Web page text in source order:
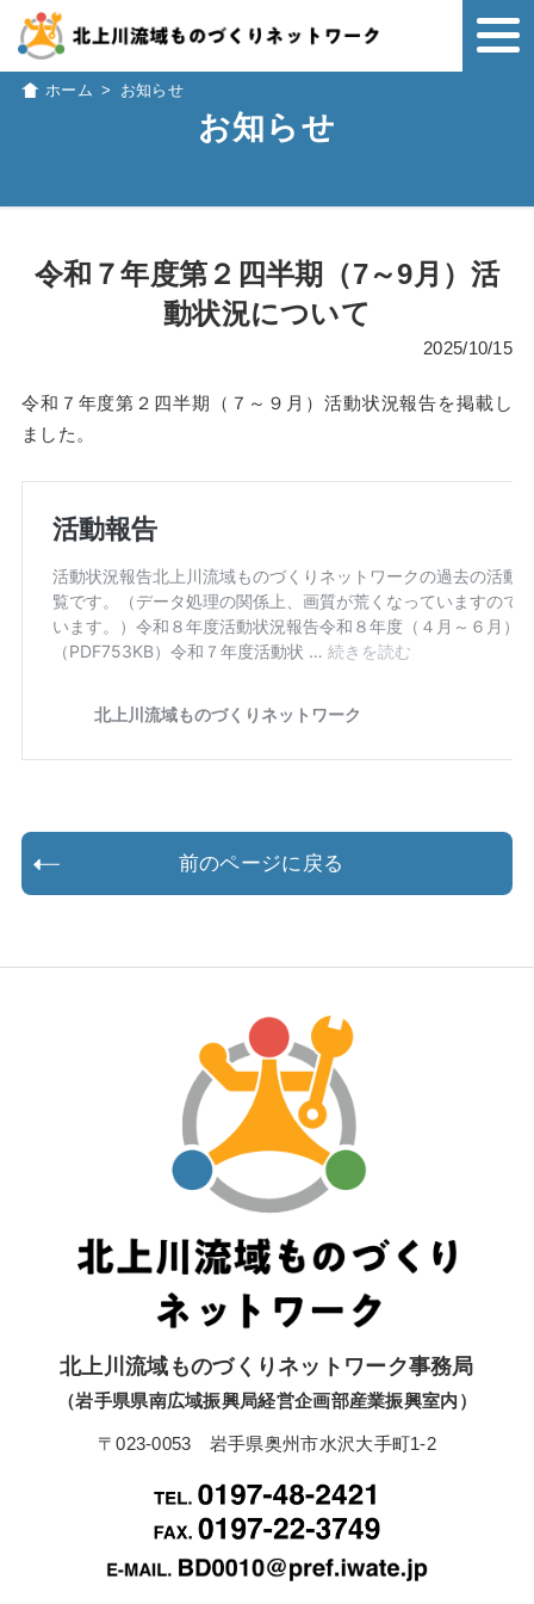
ホーム > お知らせ
お知らせ
令和７年度第２四半期（7～9月）活
動状況について
2025/10/15
令和７年度第２四半期（７～９月）活動状況報告を掲載し
ました。
前のページに戻る
北上川流域ものづくりネットワーク事務局
（岩手県県南広域振興局経営企画部産業振興室内）
〒023-0053 岩手県奥州市水沢大手町1-2